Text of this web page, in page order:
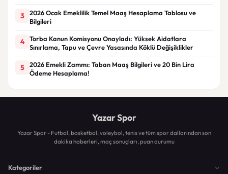
3
2026 Ocak Emeklilik Temel Maaş Hesaplama Tablosu ve
Bilgileri
4
Torba Kanun Komisyonu Onayladı: Yüksek Aidatlara
Sınırlama, Tapu ve Çevre Yasasında Köklü Değişiklikler
5
2026 Emekli Zammı: Taban Maaş Bilgileri ve 20 Bin Lira
Ödeme Hesaplama!
Yazar Spor
Yazar Spor - Futbol, basketbol, voleybol, tenis ve tüm spor dallarından son
dakika haberleri, maç sonuçları, puan durumu
Kategoriler